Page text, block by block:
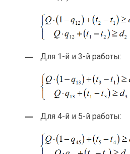
Для 1-й и 3-й работы:
Для 4-й и 5-й работы: